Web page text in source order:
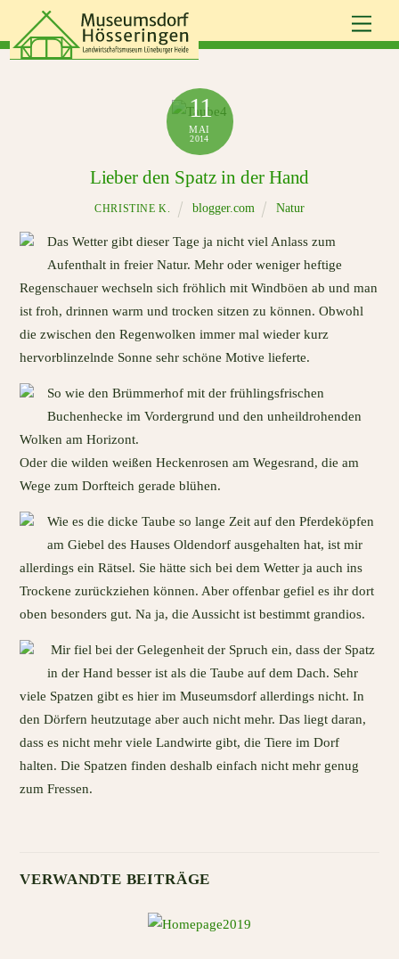
content
11
MAI
2014
Lieber den Spatz in der Hand
CHRISTINE K. blogger.com Natur
Das Wetter gibt dieser Tage ja nicht viel Anlass zum
Aufenthalt in freier Natur. Mehr oder weniger heftige
Regenschauer wechseln sich fröhlich mit Windböen ab und man
ist froh, drinnen warm und trocken sitzen zu können. Obwohl
die zwischen den Regenwolken immer mal wieder kurz
hervorblinzelnde Sonne sehr schöne Motive lieferte.
So wie den Brümmerhof mit der frühlingsfrischen
Buchenhecke im Vordergrund und den unheildrohenden
Wolken am Horizont.
Oder die wilden weißen Heckenrosen am Wegesrand, die am
Wege zum Dorfteich gerade blühen.
Wie es die dicke Taube so lange Zeit auf den Pferdeköpfen
am Giebel des Hauses Oldendorf ausgehalten hat, ist mir
allerdings ein Rätsel. Sie hätte sich bei dem Wetter ja auch ins
Trockene zurückziehen können. Aber offenbar gefiel es ihr dort
oben besonders gut. Na ja, die Aussicht ist bestimmt grandios.
Mir fiel bei der Gelegenheit der Spruch ein, dass der Spatz
in der Hand besser ist als die Taube auf dem Dach. Sehr
viele Spatzen gibt es hier im Museumsdorf allerdings nicht. In
den Dörfern heutzutage aber auch nicht mehr. Das liegt daran,
dass es nicht mehr viele Landwirte gibt, die Tiere im Dorf
halten. Die Spatzen finden deshalb einfach nicht mehr genug
zum Fressen.
VERWANDTE BEITRÄGE